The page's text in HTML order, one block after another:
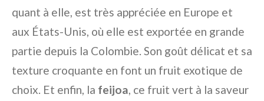
quant à elle, est très appréciée en Europe et
aux États-Unis, où elle est exportée en grande
partie depuis la Colombie. Son goût délicat et sa
texture croquante en font un fruit exotique de
choix. Et enfin, la feijoa, ce fruit vert à la saveur